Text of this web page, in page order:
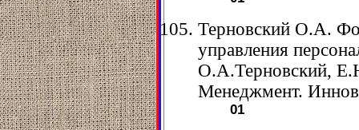
Терновский О.А.
управления
О.А.Терновский,
Менеджмент.
01